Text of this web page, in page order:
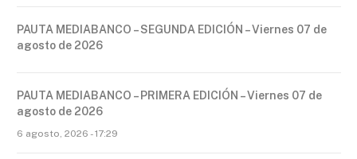
PAUTA MEDIABANCO – SEGUNDA EDICIÓN – Viernes 07 de
agosto de 2026
PAUTA MEDIABANCO – PRIMERA EDICIÓN – Viernes 07 de
agosto de 2026
6 agosto, 2026 - 17:29